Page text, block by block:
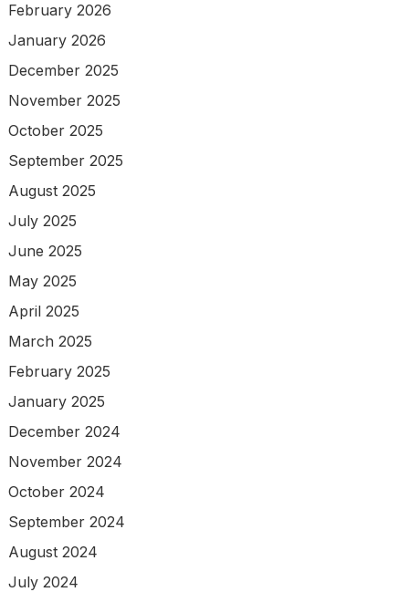
February 2026
January 2026
December 2025
November 2025
October 2025
September 2025
August 2025
July 2025
June 2025
May 2025
April 2025
March 2025
February 2025
January 2025
December 2024
November 2024
October 2024
September 2024
August 2024
July 2024